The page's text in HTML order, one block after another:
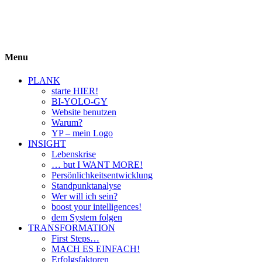
Menu
PLANK
starte HIER!
BI-YOLO-GY
Website benutzen
Warum?
YP – mein Logo
INSIGHT
Lebenskrise
… but I WANT MORE!
Persönlichkeitsentwicklung
Standpunktanalyse
Wer will ich sein?
boost your intelligences!
dem System folgen
TRANSFORMATION
First Steps…
MACH ES EINFACH!
Erfolgsfaktoren